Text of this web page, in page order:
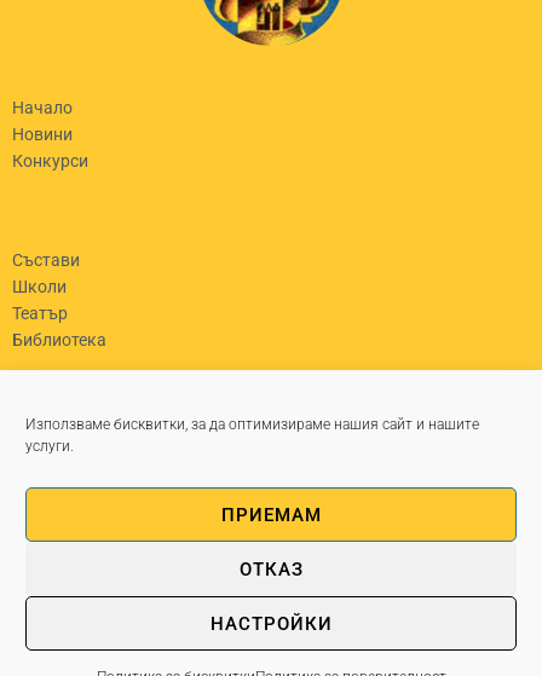
Използваме бисквитки, за да оптимизираме нашия сайт и нашите
услуги.
ПРИЕМАМ
ОТКАЗ
НАСТРОЙКИ
Начало
Новини
Конкурси
Състави
Школи
Театър
Библиотека
гр. Левски, бул. „България“ №45
0650/82630
Работно време Пон - Пет: 8-5
© Copyright 2025 nch-georgiparcalev
Изработка на уеб сайт WebsiteBuilder.bg